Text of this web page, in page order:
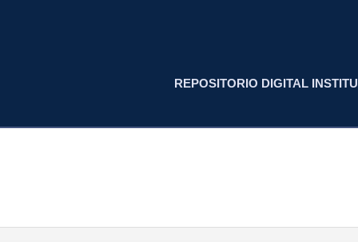
REPOSITORIO DIGITAL